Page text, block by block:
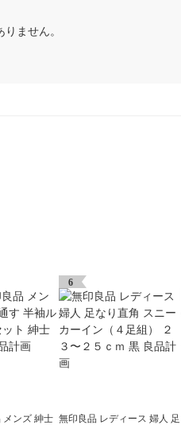
ません。
6
無印良品 レディース 婦人 足